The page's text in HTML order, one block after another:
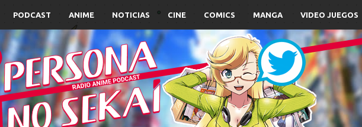
PODCAST ANIME NOTICIAS CINE COMICS MANGA VIDEO JUEGOS